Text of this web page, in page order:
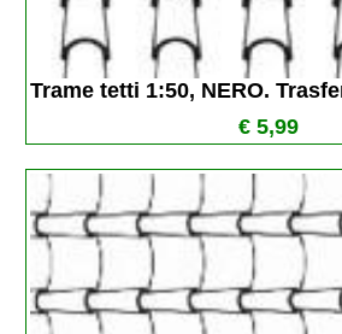
Trame tetti 1:50, NERO.
€ 5,99